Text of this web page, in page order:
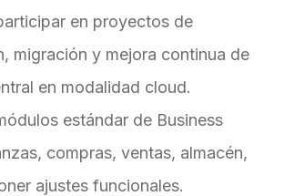
en proyectos de
migración y mejora continua de
en modalidad cloud.
estándar de Business
compras, ventas, almacén,
ajustes funcionales.